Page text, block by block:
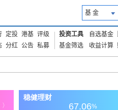
基 金
定投 港基 评级
分红 公告 私募
投资工具 自选基金
基金筛选
收益计算